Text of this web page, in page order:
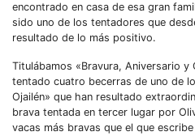
encontrado en casa de esa gran
sido uno de los tentadores que
resultado de lo más positivo.
Titulábamos «Bravura, Aniversario y
tentado cuatro becerras de uno de
Ojailén» que han resultado
brava tentada en tercer lugar por
vacas más bravas que el que